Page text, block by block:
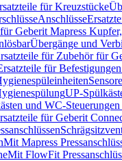
für Kreuzstücke
Anschlüsse
Geberit Mapress
Übergänge und
für Zubehör für
für
UP-
und WC-
für Geberit
Mit Mapress
Mit FlowFit